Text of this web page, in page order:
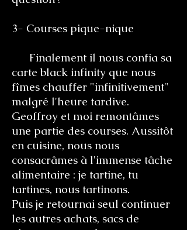
3- Courses pique-nique
Finalement il nous confia sa
carte black infinity que nous
fîmes chauffer "infinitivement"
malgré l'heure tardive.
Geoffroy et moi remontâmes
une partie des courses. Aussitôt
en cuisine, nous nous
consacrâmes à l'immense tâche
alimentaire : je tartine, tu
tartines, nous tartinons.
Puis je retournai seul continuer
les autres achats, sacs de